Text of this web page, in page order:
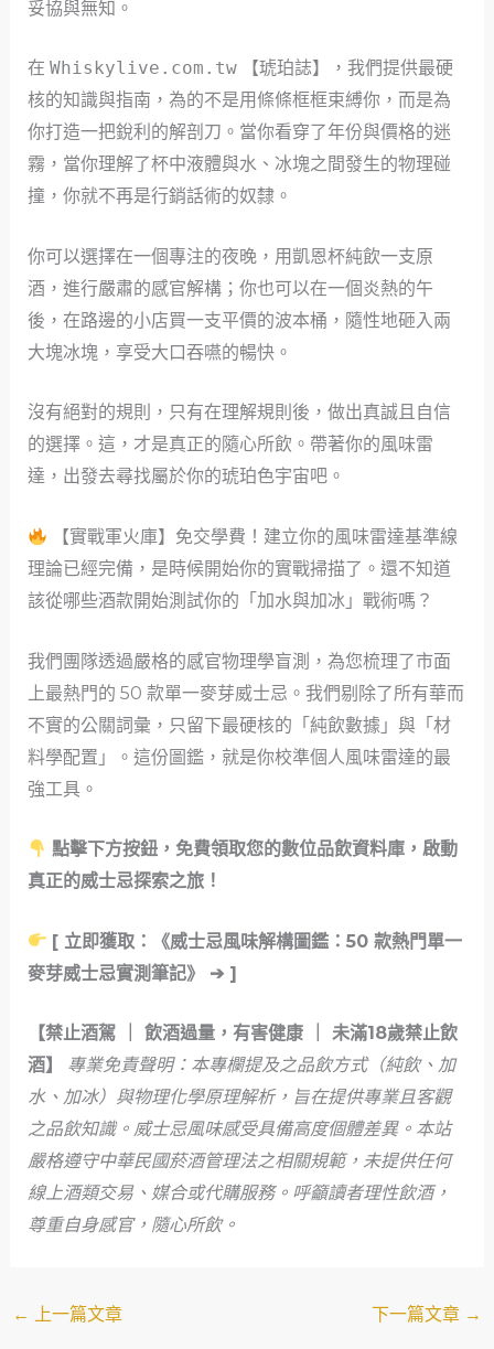
妥協與無知。
在 Whiskylive.com.tw【琥珀誌】，我們提供最硬
核的知識與指南，為的不是用條條框框束縛你，而是為
你打造一把銳利的解剖刀。當你看穿了年份與價格的迷
霧，當你理解了杯中液體與水、冰塊之間發生的物理碰
撞，你就不再是行銷話術的奴隸。
你可以選擇在一個專注的夜晚，用凱恩杯純飲一支原
酒，進行嚴肅的感官解構；你也可以在一個炎熱的午
後，在路邊的小店買一支平價的波本桶，隨性地砸入兩
大塊冰塊，享受大口吞嚥的暢快。
沒有絕對的規則，只有在理解規則後，做出真誠且自信
的選擇。這，才是真正的隨心所飲。帶著你的風味雷
達，出發去尋找屬於你的琥珀色宇宙吧。
【實戰軍火庫】免交學費！建立你的風味雷達基準線
理論已經完備，是時候開始你的實戰掃描了。還不知道
該從哪些酒款開始測試你的「加水與加冰」戰術嗎？
我們團隊透過嚴格的感官物理學盲測，為您梳理了市面
上最熱門的 50 款單一麥芽威士忌。我們剔除了所有華而
不實的公關詞彙，只留下最硬核的「純飲數據」與「材
料學配置」。這份圖鑑，就是你校準個人風味雷達的最
強工具。
點擊下方按鈕，免費領取您的數位品飲資料庫，啟動
真正的威士忌探索之旅！
[ 立即獲取：《威士忌風味解構圖鑑：50 款熱門單一
麥芽威士忌實測筆記》 ➔ ]
【禁止酒駕 ｜ 飲酒過量，有害健康 ｜ 未滿18歲禁止飲
酒】
專業免責聲明：本專欄提及之品飲方式（純飲、加
水、加冰）與物理化學原理解析，旨在提供專業且客觀
之品飲知識。威士忌風味感受具備高度個體差異。本站
嚴格遵守中華民國菸酒管理法之相關規範，未提供任何
線上酒類交易、媒合或代購服務。呼籲讀者理性飲酒，
尊重自身感官，隨心所飲。
← 上一篇文章 下一篇文章 →